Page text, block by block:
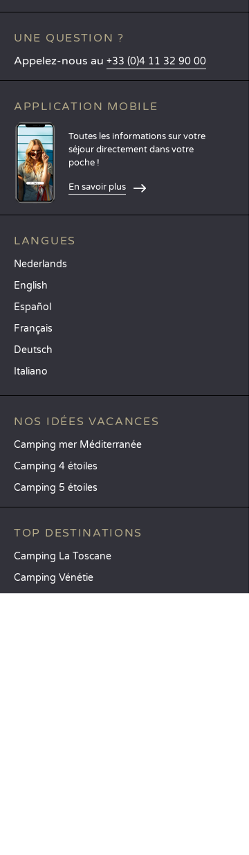
UNE QUESTION ?
Appelez-nous au +33 (0)4 11 32 90 00
APPLICATION MOBILE
Toutes les informations sur votre
séjour directement dans votre
poche !
En savoir plus
LANGUES
Nederlands
English
Español
Français
Deutsch
Italiano
NOS IDÉES VACANCES
Camping mer Méditerranée
Camping 4 étoiles
Camping 5 étoiles
TOP DESTINATIONS
Camping La Toscane
Camping Vénétie